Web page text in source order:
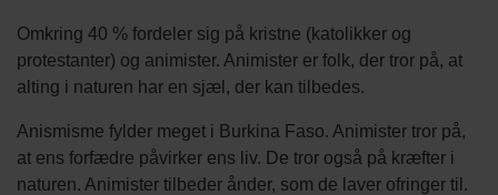
Omkring 40 % fordeler sig på kristne (katolikker og
protestanter) og animister. Animister er folk, der tror på, at
alting i naturen har en sjæl, der kan tilbedes.
Anismisme fylder meget i Burkina Faso. Animister tror på,
at ens forfædre påvirker ens liv. De tror også på kræfter i
naturen. Animister tilbeder ånder, som de laver ofringer til.